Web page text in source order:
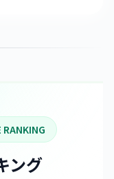
RANKING
ング